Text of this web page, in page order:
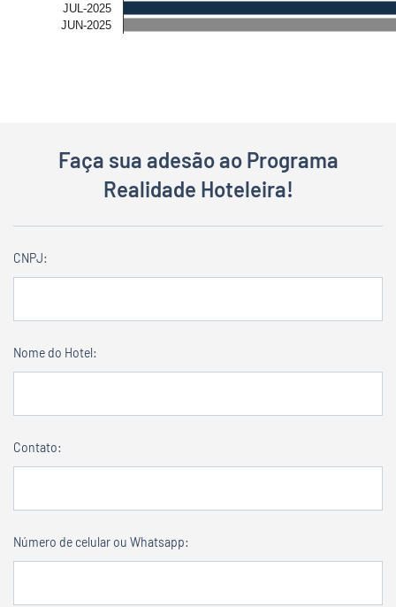
JUL-2025
JUN-2025
Faça sua adesão ao Programa
Realidade Hoteleira!
CNPJ:
Nome do Hotel:
Contato:
Número de celular ou Whatsapp: